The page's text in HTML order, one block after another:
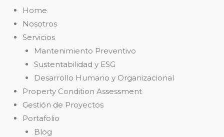
Home
Nosotros
Servicios
Mantenimiento Preventivo
Sustentabilidad y ESG
Desarrollo Humano y Organizacional
Property Condition Assessment
Gestión de Proyectos
Portafolio
Blog